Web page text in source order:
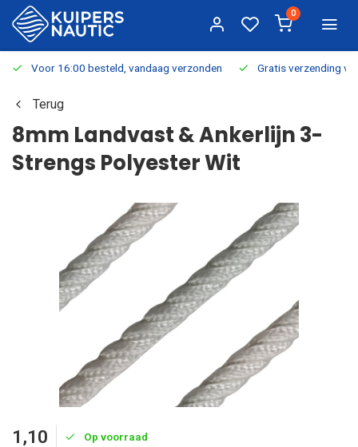
0
Voor 16:00 besteld, vandaag verzonden Gratis verzending
Terug
8mm Landvast & Ankerlijn 3-
Strengs Polyester Wit
1,10 Op voorraad